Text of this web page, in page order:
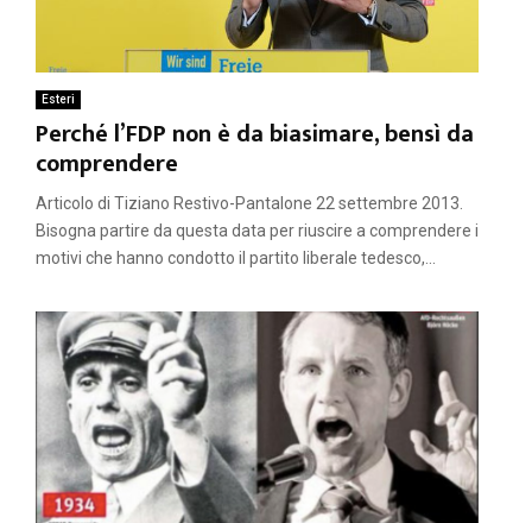
Esteri
Perché l’FDP non è da biasimare, bensì da
comprendere
Articolo di Tiziano Restivo-Pantalone 22 settembre 2013.
Bisogna partire da questa data per riuscire a comprendere i
motivi che hanno condotto il partito liberale tedesco,...